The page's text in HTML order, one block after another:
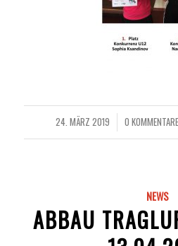
24. MÄRZ 2019
/ 0 KOMMENTARE
/
NEWS
ABBAU